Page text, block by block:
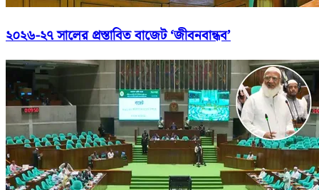
২০২৬-২৭ সালের প্রস্তাবিত বাজেট ‘জীবনবান্ধব’